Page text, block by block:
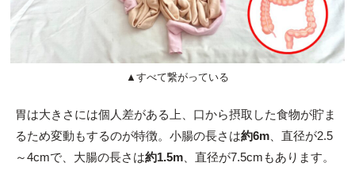
▲すべて繋がっている
胃は大きさには個人差がある上、口から摂取した食物が貯ま
るため変動もするのが特徴。小腸の長さは約6m、直径が2.5
～4cmで、大腸の長さは約1.5m、直径が7.5cmもあります。